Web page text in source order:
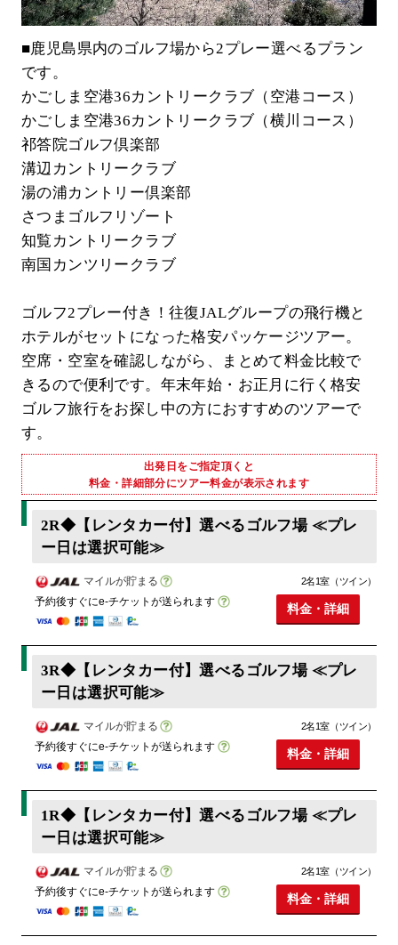
■鹿児島県内のゴルフ場から2プレー選べるプラン
です。
かごしま空港36カントリークラブ（空港コース）
かごしま空港36カントリークラブ（横川コース）
祁答院ゴルフ倶楽部
溝辺カントリークラブ
湯の浦カントリー倶楽部
さつまゴルフリゾート
知覧カントリークラブ
南国カンツリークラブ
ゴルフ2プレー付き！往復JALグループの飛行機と
ホテルがセットになった格安パッケージツアー。
空席・空室を確認しながら、まとめて料金比較で
きるので便利です。年末年始・お正月に行く格安
ゴルフ旅行をお探し中の方におすすめのツアーで
す。
出発日をご指定頂くと
料金・詳細部分にツアー料金が表示されます
2R◆【レンタカー付】選べるゴルフ場 ≪プレ
ー日は選択可能≫
マイルが貯まる
予約後すぐにe-チケットが送られます
2名1室（ツイン）
料金・詳細
3R◆【レンタカー付】選べるゴルフ場 ≪プレ
ー日は選択可能≫
マイルが貯まる
予約後すぐにe-チケットが送られます
2名1室（ツイン）
料金・詳細
1R◆【レンタカー付】選べるゴルフ場 ≪プレ
ー日は選択可能≫
マイルが貯まる
予約後すぐにe-チケットが送られます
2名1室（ツイン）
料金・詳細